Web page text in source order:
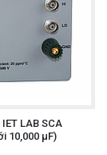
LAB SCA
10,000 µF)